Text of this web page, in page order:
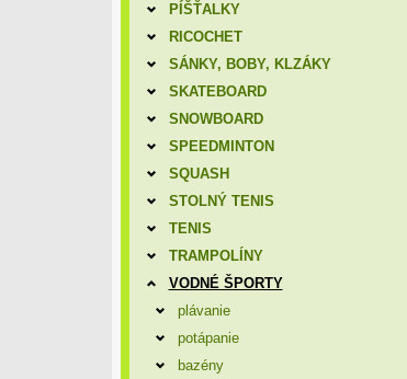
PÍŠŤALKY
RICOCHET
SÁNKY, BOBY, KLZÁKY
SKATEBOARD
SNOWBOARD
SPEEDMINTON
SQUASH
STOLNÝ TENIS
TENIS
TRAMPOLÍNY
VODNÉ ŠPORTY
plávanie
potápanie
bazény